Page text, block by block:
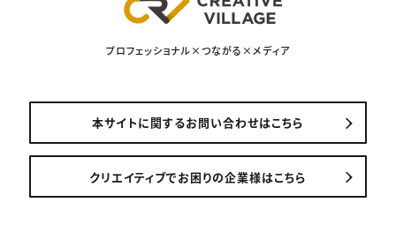
プロフェッショナル×つながる×メディア
本サイトに関するお問い合わせはこちら
クリエイティブでお困りの企業様はこちら